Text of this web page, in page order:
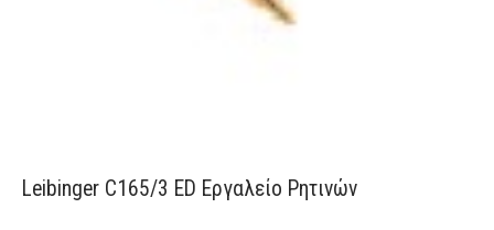
Leibinger C165/3 ED Εργαλείο Ρητινών